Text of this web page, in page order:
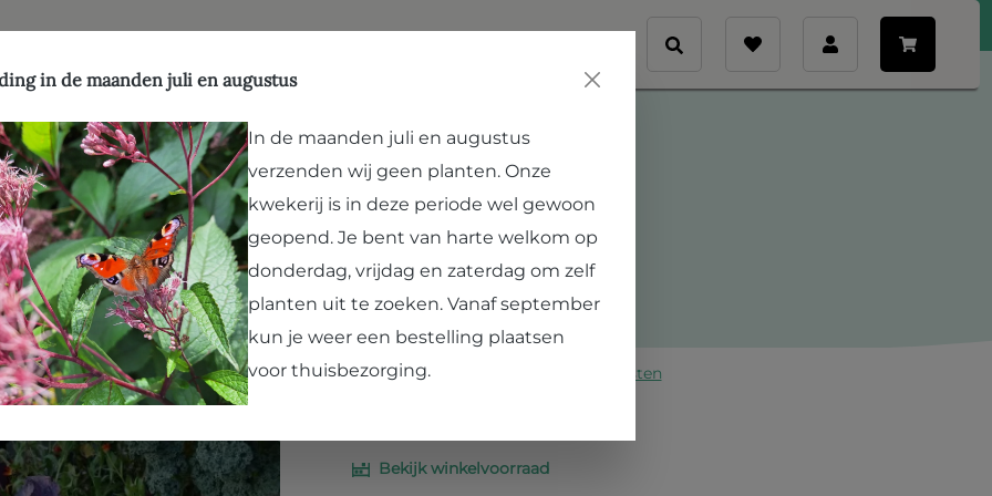
Lezing Vera Greutink
Prijzen incl. BTW en excl. verzendkosten
Bekijk winkelvoorraad
in de maanden juli en augustus
In de maanden juli en augustus
verzenden wij geen planten. Onze
kwekerij is in deze periode wel gewoon
geopend. Je bent van harte welkom op
donderdag, vrijdag en zaterdag om zelf
planten uit te zoeken. Vanaf september
kun je weer een bestelling plaatsen
voor thuisbezorging.